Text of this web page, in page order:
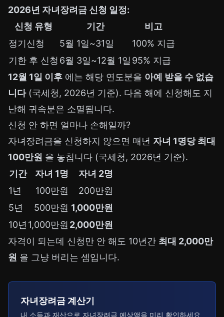
2026년 자녀장려금 신청 일정:
신청 유형
기간
비고
정기신청
5월 1일~31일
100% 지급
기한 후 신청 6월 3일~12월 1일 95% 지급
12월 1일 이후 에는 해당 연도분을 아예 받을 수 없습
니다(국세청, 2026년 기준). 다음 해에 신청해도 지
난해 귀속분은 소멸됩니다.
신청 안 하면 얼마나 손해일까?
자녀장려금을 신청하지 않으면 매년 자녀 1명당 최대
100만원 을 놓칩니다 (국세청, 2026년 기준).
기간
자녀 1명
자녀 2명
1년
100만원
200만원
5년
500만원 1,000만원
10년 1,000만원 2,000만원
자격이 되는데 신청만 안 해도 10년간 최대 2,000만
원 을 그냥 버리는 셈입니다.
자녀장려금 계산기
내 소득과 재산으로 자녀장려금 예상액을 미리 확인하세요